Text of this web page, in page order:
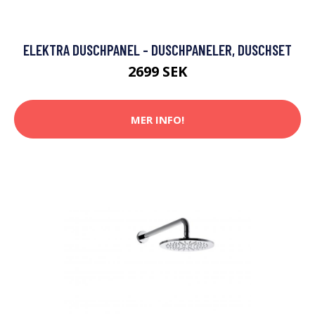
ELEKTRA DUSCHPANEL - DUSCHPANELER, DUSCHSET
2699 SEK
MER INFO!